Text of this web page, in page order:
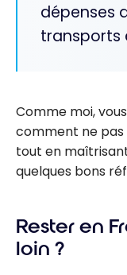
dépenses
transports
Comme moi,
comment ne pas
tout en
quelques bons
Rester en
loin ?